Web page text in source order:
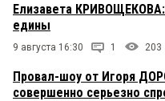
Елизавета
едины
9 августа 16:30 1 203
Провал-шоу от Игоря
совершенно серьезно